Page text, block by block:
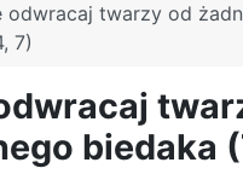
odwracaj twarzy od
7)
biedaka